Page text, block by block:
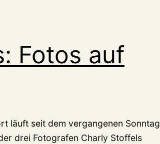
Fotos auf
läuft seit dem vergangenen Sonntag
drei Fotografen Charly Stoffels